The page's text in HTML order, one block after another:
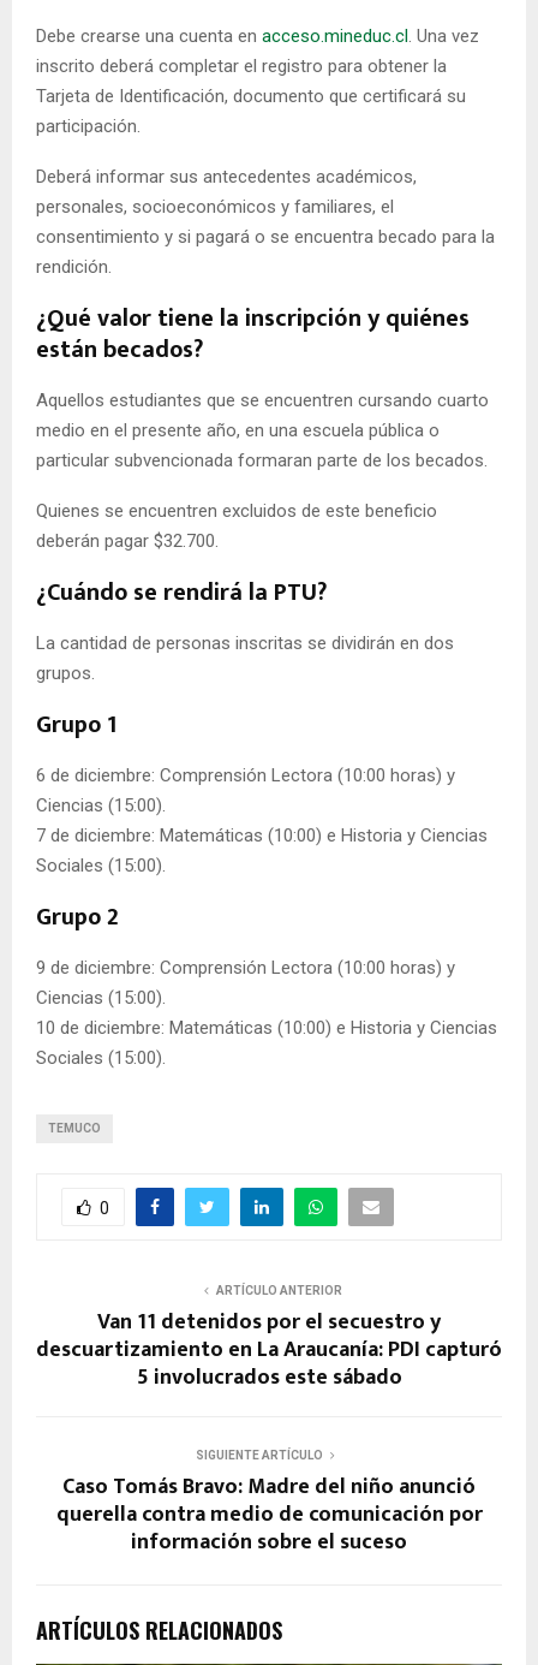
Debe crearse una cuenta en acceso.mineduc.cl . Una vez
inscrito deberá completar el registro para obtener la
Tarjeta de Identificación, documento que certificará su
participación.
Deberá informar sus antecedentes académicos,
personales, socioeconómicos y familiares, el
consentimiento y si pagará o se encuentra becado para la
rendición.
¿Qué valor tiene la inscripción y quiénes
están becados?
Aquellos estudiantes que se encuentren cursando cuarto
medio en el presente año, en una escuela pública o
particular subvencionada formaran parte de los becados.
Quienes se encuentren excluidos de este beneficio
deberán pagar $32.700.
¿Cuándo se rendirá la PTU?
La cantidad de personas inscritas se dividirán en dos
grupos.
Grupo 1
6 de diciembre: Comprensión Lectora (10:00 horas) y
Ciencias (15:00).
7 de diciembre: Matemáticas (10:00) e Historia y Ciencias
Sociales (15:00).
Grupo 2
9 de diciembre: Comprensión Lectora (10:00 horas) y
Ciencias (15:00).
10 de diciembre: Matemáticas (10:00) e Historia y Ciencias
Sociales (15:00).
TEMUCO
0
ARTÍCULO ANTERIOR
Van 11 detenidos por el secuestro y
descuartizamiento en La Araucanía: PDI capturó
5 involucrados este sábado
SIGUIENTE ARTÍCULO
Caso Tomás Bravo: Madre del niño anunció
querella contra medio de comunicación por
información sobre el suceso
ARTÍCULOS RELACIONADOS